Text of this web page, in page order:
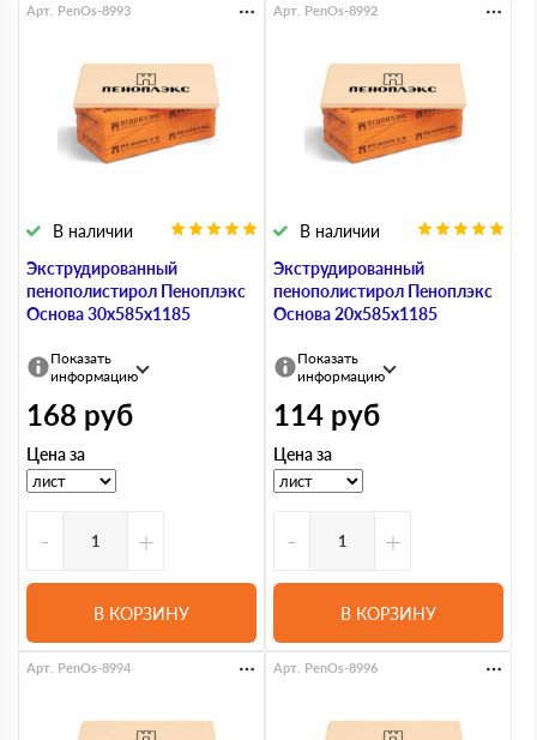
Экструдированный
пенополистирол Пеноплэкс
Основа 30х585х1185
В наличии
Арт. PenOs-8993
Показать
информацию
168 руб
Цена за
- +
В КОРЗИНУ
Экструдированный
пенополистирол Пеноплэкс
Основа 20х585х1185
В наличии
Арт. PenOs-8992
Показать
информацию
114 руб
Цена за
- +
В КОРЗИНУ
Арт. PenOs-8994 Арт. PenOs-8996